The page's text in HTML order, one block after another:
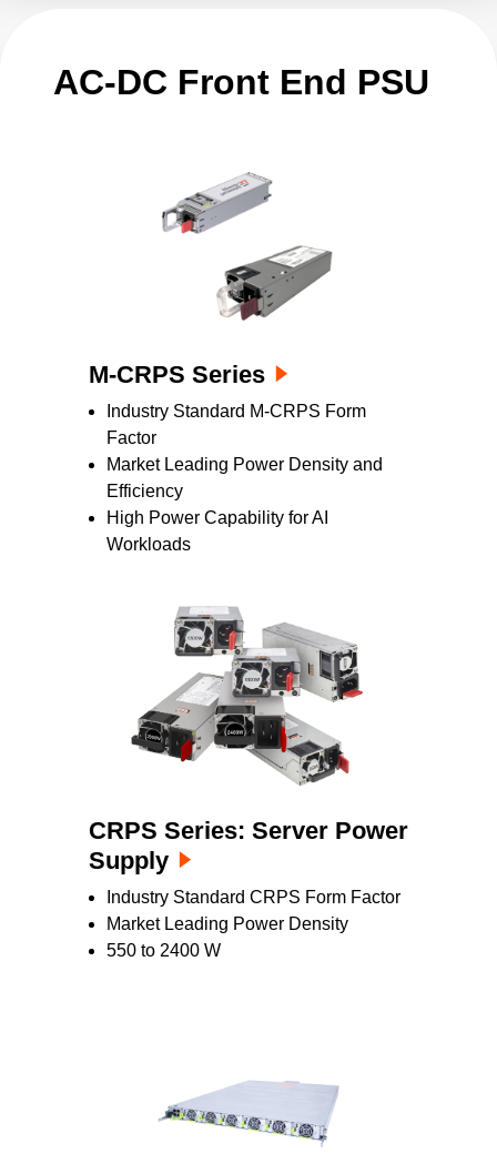
swappability 및 디지털 제어가 특징인 전원 공
AC-DC Front End PSU
M-CRPS Series
Industry Standard M-CRPS Form
Factor
Market Leading Power Density and
Efficiency
High Power Capability for AI
Workloads
CRPS Series: Server Power
Supply
Industry Standard CRPS Form Factor
Market Leading Power Density
550 to 2400 W